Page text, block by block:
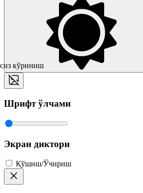
кўриниш
Шрифт ўлчами
Экран диктори
Қўшиш/Ўчириш